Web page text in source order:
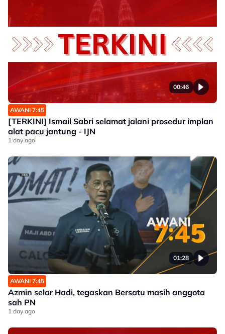
00:46
AWANI 7:45
[TERKINI] Ismail Sabri selamat jalani prosedur implan
alat pacu jantung - IJN
1 day ago
01:28
AWANI 7:45
Azmin selar Hadi, tegaskan Bersatu masih anggota
sah PN
1 day ago